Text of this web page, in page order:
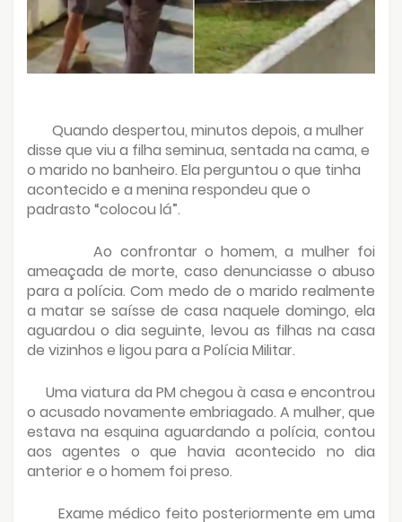
Quando despertou, minutos depois, a mulher
disse que viu a filha seminua, sentada na cama, e
o marido no banheiro. Ela perguntou o que tinha
acontecido e a menina respondeu que o
padrasto “colocou lá”.
Ao confrontar o homem, a mulher foi
ameaçada de morte, caso denunciasse o abuso
para a polícia. Com medo de o marido realmente
a matar se saísse de casa naquele domingo, ela
aguardou o dia seguinte, levou as filhas na casa
de vizinhos e ligou para a Polícia Militar.
Uma viatura da PM chegou à casa e encontrou
o acusado novamente embriagado. A mulher, que
estava na esquina aguardando a polícia, contou
aos agentes o que havia acontecido no dia
anterior e o homem foi preso.
Exame médico feito posteriormente em uma